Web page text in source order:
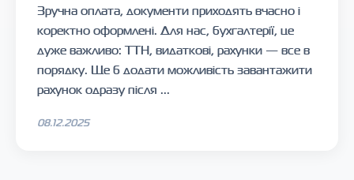
Зручна оплата, документи приходять вчасно і
коректно оформлені. Для нас, бухгалтерії, це
дуже важливо: ТТН, видаткові, рахунки — все в
порядку. Ще б додати можливість завантажити
рахунок одразу після ...
08.12.2025